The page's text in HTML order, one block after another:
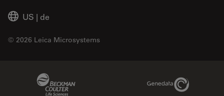
US | de
© 2026 Leica Microsystems
Genedata Link